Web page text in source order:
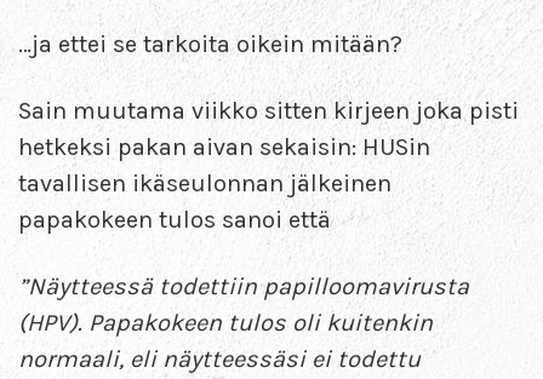
…ja ettei se tarkoita oikein mitään?
Sain muutama viikko sitten kirjeen joka pisti
hetkeksi pakan aivan sekaisin: HUSin
tavallisen ikäseulonnan jälkeinen
papakokeen tulos sanoi että
”Näytteessä todettiin papilloomavirusta
(HPV). Papakokeen tulos oli kuitenkin
normaali, eli näytteessäsi ei todettu